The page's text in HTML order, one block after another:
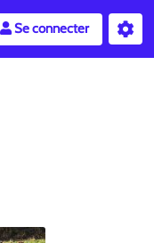
Se connecter